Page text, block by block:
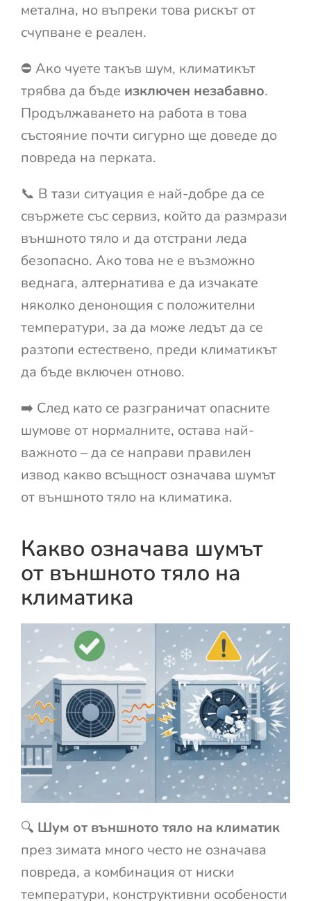
метална, но въпреки това рискът от
счупване е реален.
⛔ Ако чуете такъв шум, климатикът
трябва да бъде изключен незабавно.
Продължаването на работа в това
състояние почти сигурно ще доведе до
повреда на перката.
📞 В тази ситуация е най-добре да се
свържете със сервиз, който да размрази
външното тяло и да отстрани леда
безопасно. Ако това не е възможно
веднага, алтернатива е да изчакате
няколко денонощия с положителни
температури, за да може ледът да се
разтопи естествено, преди климатикът
да бъде включен отново.
➡️ След като се разграничат опасните
шумове от нормалните, остава най-
важното – да се направи правилен
извод какво всъщност означава шумът
от външното тяло на климатика.
Какво означава шумът
от външното тяло на
климатика
🔍 Шум от външното тяло на климатик
през зимата много често не означава
повреда, а комбинация от ниски
температури, конструктивни особености